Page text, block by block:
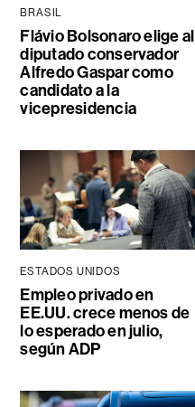
BRASIL
Flávio Bolsonaro elige al
diputado conservador
Alfredo Gaspar como
candidato a la
vicepresidencia
ESTADOS UNIDOS
Empleo privado en
EE.UU. crece menos de
lo esperado en julio,
según ADP